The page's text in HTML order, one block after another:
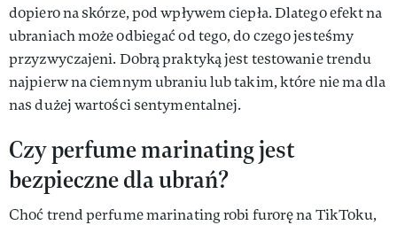
dopiero na skórze, pod wpływem ciepła. Dlatego efekt na
ubraniach może odbiegać od tego, do czego jesteśmy
przyzwyczajeni. Dobrą praktyką jest testowanie trendu
najpierw na ciemnym ubraniu lub takim, które nie ma dla
nas dużej wartości sentymentalnej.
Czy perfume marinating jest
bezpieczne dla ubrań?
Choć trend perfume marinating robi furorę na TikToku,